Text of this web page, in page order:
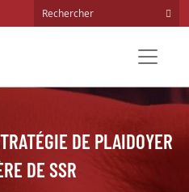
DE PLAIDOYER
DE SSR